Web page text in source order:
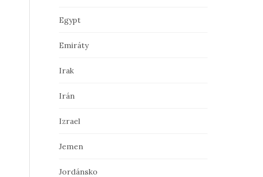
Egypt
Emiráty
Irak
Irán
Izrael
Jemen
Jordánsko